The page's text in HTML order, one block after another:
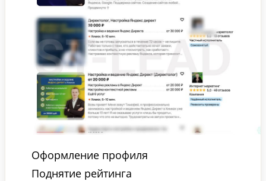
Оформление профиля
Поднятие рейтинга